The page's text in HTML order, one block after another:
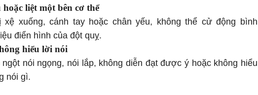
hoặc liệt một bên cơ thể
xệ xuống, cánh tay hoặc chân yếu, không thể cử động bình
điển hình của đột quỵ.
hiểu lời nói
nói ngọng, nói lắp, không diễn đạt được ý hoặc không hiểu
nói gì.